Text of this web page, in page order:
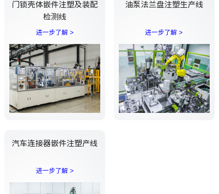
门锁壳体嵌件注塑及装配
检测线
进一步了解 >
油泵法兰盘注塑生产线
进一步了解 >
汽车连接器嵌件注塑产线
进一步了解 >